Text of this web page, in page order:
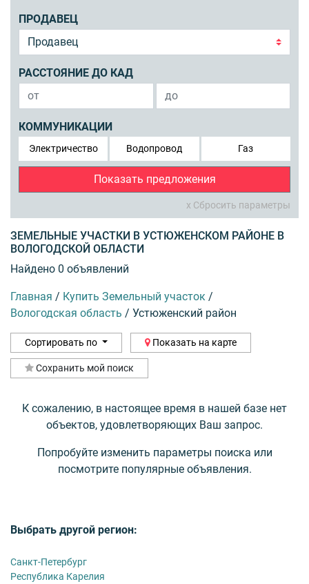
ПРОДАВЕЦ
РАССТОЯНИЕ ДО КАД
КОММУНИКАЦИИ
Электричество Водопровод Газ
Показать предложения
x Сбросить параметры
ЗЕМЕЛЬНЫЕ УЧАСТКИ В УСТЮЖЕНСКОМ РАЙОНЕ В
ВОЛОГОДСКОЙ ОБЛАСТИ
Найдено 0 объявлений
Главная / Купить Земельный участок /
Вологодская область / Устюженский район
Сортировать по Показать на карте
Сохранить мой поиск
К сожалению, в настоящее время в нашей базе нет
объектов, удовлетворяющих Ваш запрос.
Попробуйте изменить параметры поиска или
посмотрите популярные объявления.
Выбрать другой регион:
Санкт-Петербург
Республика Карелия